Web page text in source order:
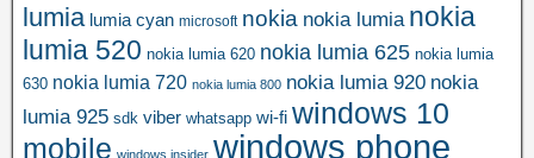
lumia lumia cyan microsoft nokia nokia lumia nokia
lumia 520 nokia lumia 620 nokia lumia 625 nokia lumia
630 nokia lumia 720 nokia lumia 800 nokia lumia 920 nokia
lumia 925 sdk viber whatsapp wi-fi windows 10
mobile windows insider windows phone